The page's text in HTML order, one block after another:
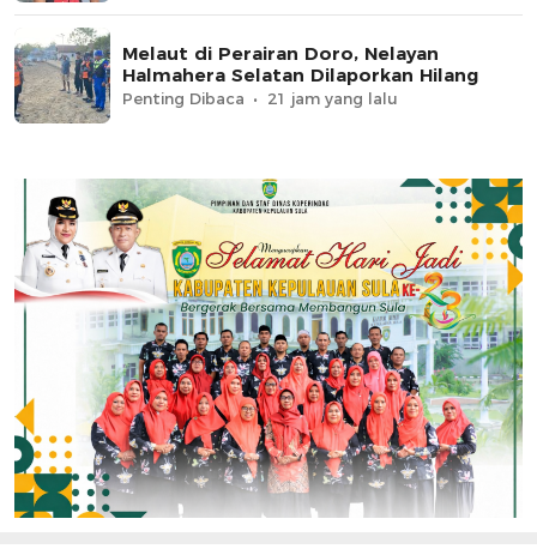
Melaut di Perairan Doro, Nelayan
Halmahera Selatan Dilaporkan Hilang
Penting Dibaca 21 jam yang lalu